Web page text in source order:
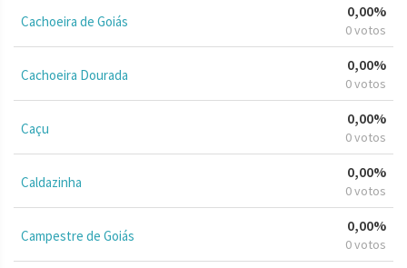
Cachoeira de Goiás
0,00%
0 votos
Cachoeira Dourada
0,00%
0 votos
Caçu
0,00%
0 votos
Caldazinha
0,00%
0 votos
Campestre de Goiás
0,00%
0 votos